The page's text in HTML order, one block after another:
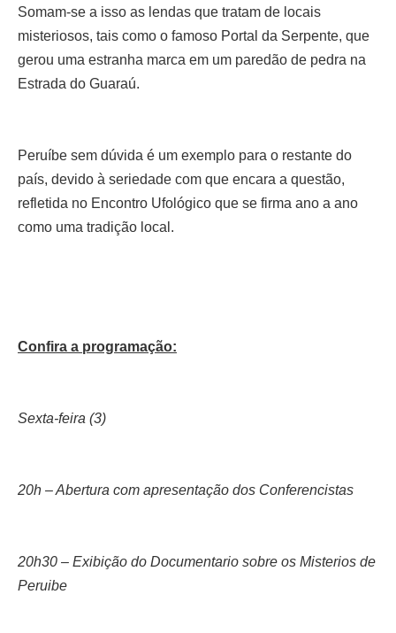
Somam-se a isso as lendas que tratam de locais
misteriosos, tais como o famoso Portal da Serpente, que
gerou uma estranha marca em um paredão de pedra na
Estrada do Guaraú.
Peruíbe sem dúvida é um exemplo para o restante do
país, devido à seriedade com que encara a questão,
refletida no Encontro Ufológico que se firma ano a ano
como uma tradição local.
Confira a programação:
Sexta-feira (3)
20h – Abertura com apresentação dos Conferencistas
20h30 – Exibição do Documentario sobre os Misterios de
Peruibe